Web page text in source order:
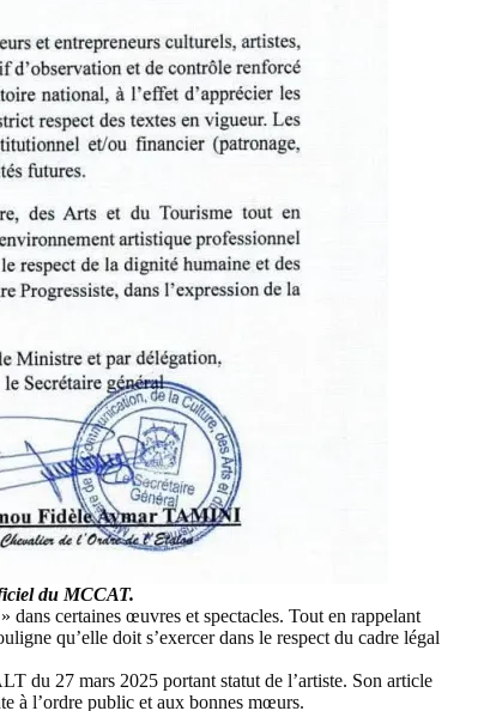
du MCCAT.
dans certaines œuvres et spectacles. Tout en rappelant
qu’elle doit s’exercer dans le respect du cadre légal
du 27 mars 2025 portant statut de l’artiste. Son article
à l’ordre public et aux bonnes mœurs.